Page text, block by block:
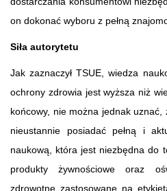
on dokonać wyboru z pełną
Siła autorytetu
Jak zaznaczył TSUE, wiedza
ochrony zdrowia jest wyższa niż
końcowy, nie można jednak
nieustannie posiadać pełną i
naukową, która jest niezbędna do
produkty żywnościowe oraz
zdrowotne zastosowane na